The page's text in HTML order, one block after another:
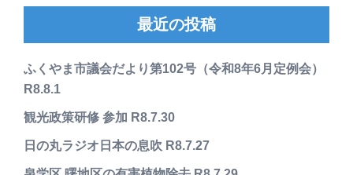
最近の投稿
ふくやま市議会だより第102号（令和8年6月定例会）
R8.8.1
観光政策研修 参加 R8.7.30
日の丸ラジオ日本の息吹 R8.7.27